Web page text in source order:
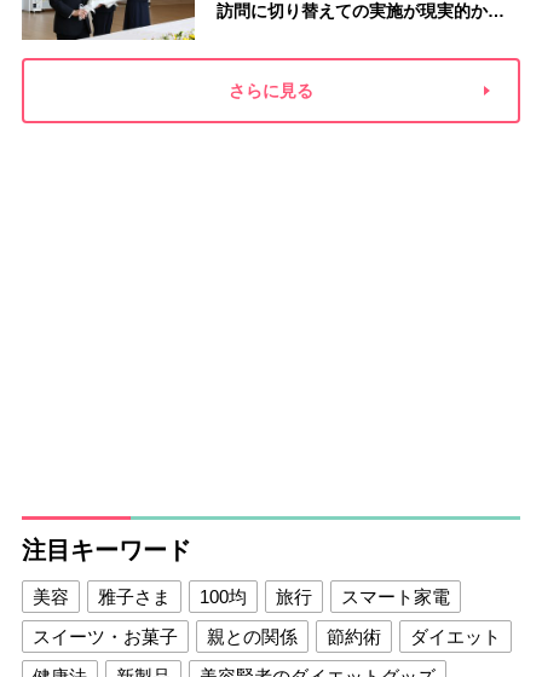
訪問に切り替えての実施が現実的か
添い方”
さらに見る
注目キーワード
美容 雅子さま 100均 旅行
スマート家電
スイーツ・お菓子
親との関係 節約術
ダイエット